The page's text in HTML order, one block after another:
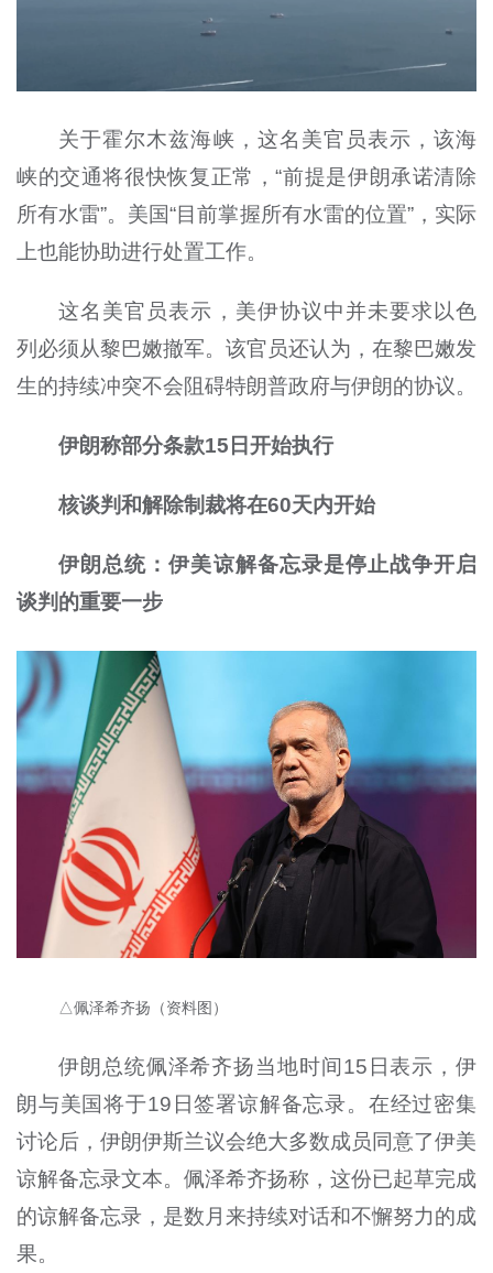
关于霍尔木兹海峡，这名美官员表示，该海
峡的交通将很快恢复正常，“前提是伊朗承诺清除
所有水雷”。美国“目前掌握所有水雷的位置”，实际
上也能协助进行处置工作。
这名美官员表示，美伊协议中并未要求以色
列必须从黎巴嫩撤军。该官员还认为，在黎巴嫩发
生的持续冲突不会阻碍特朗普政府与伊朗的协议。
伊朗称部分条款15日开始执行
核谈判和解除制裁将在60天内开始
伊朗总统：伊美谅解备忘录是停止战争开启
谈判的重要一步
△佩泽希齐扬（资料图）
伊朗总统佩泽希齐扬当地时间15日表示，伊
朗与美国将于19日签署谅解备忘录。在经过密集
讨论后，伊朗伊斯兰议会绝大多数成员同意了伊美
谅解备忘录文本。佩泽希齐扬称，这份已起草完成
的谅解备忘录，是数月来持续对话和不懈努力的成
果。